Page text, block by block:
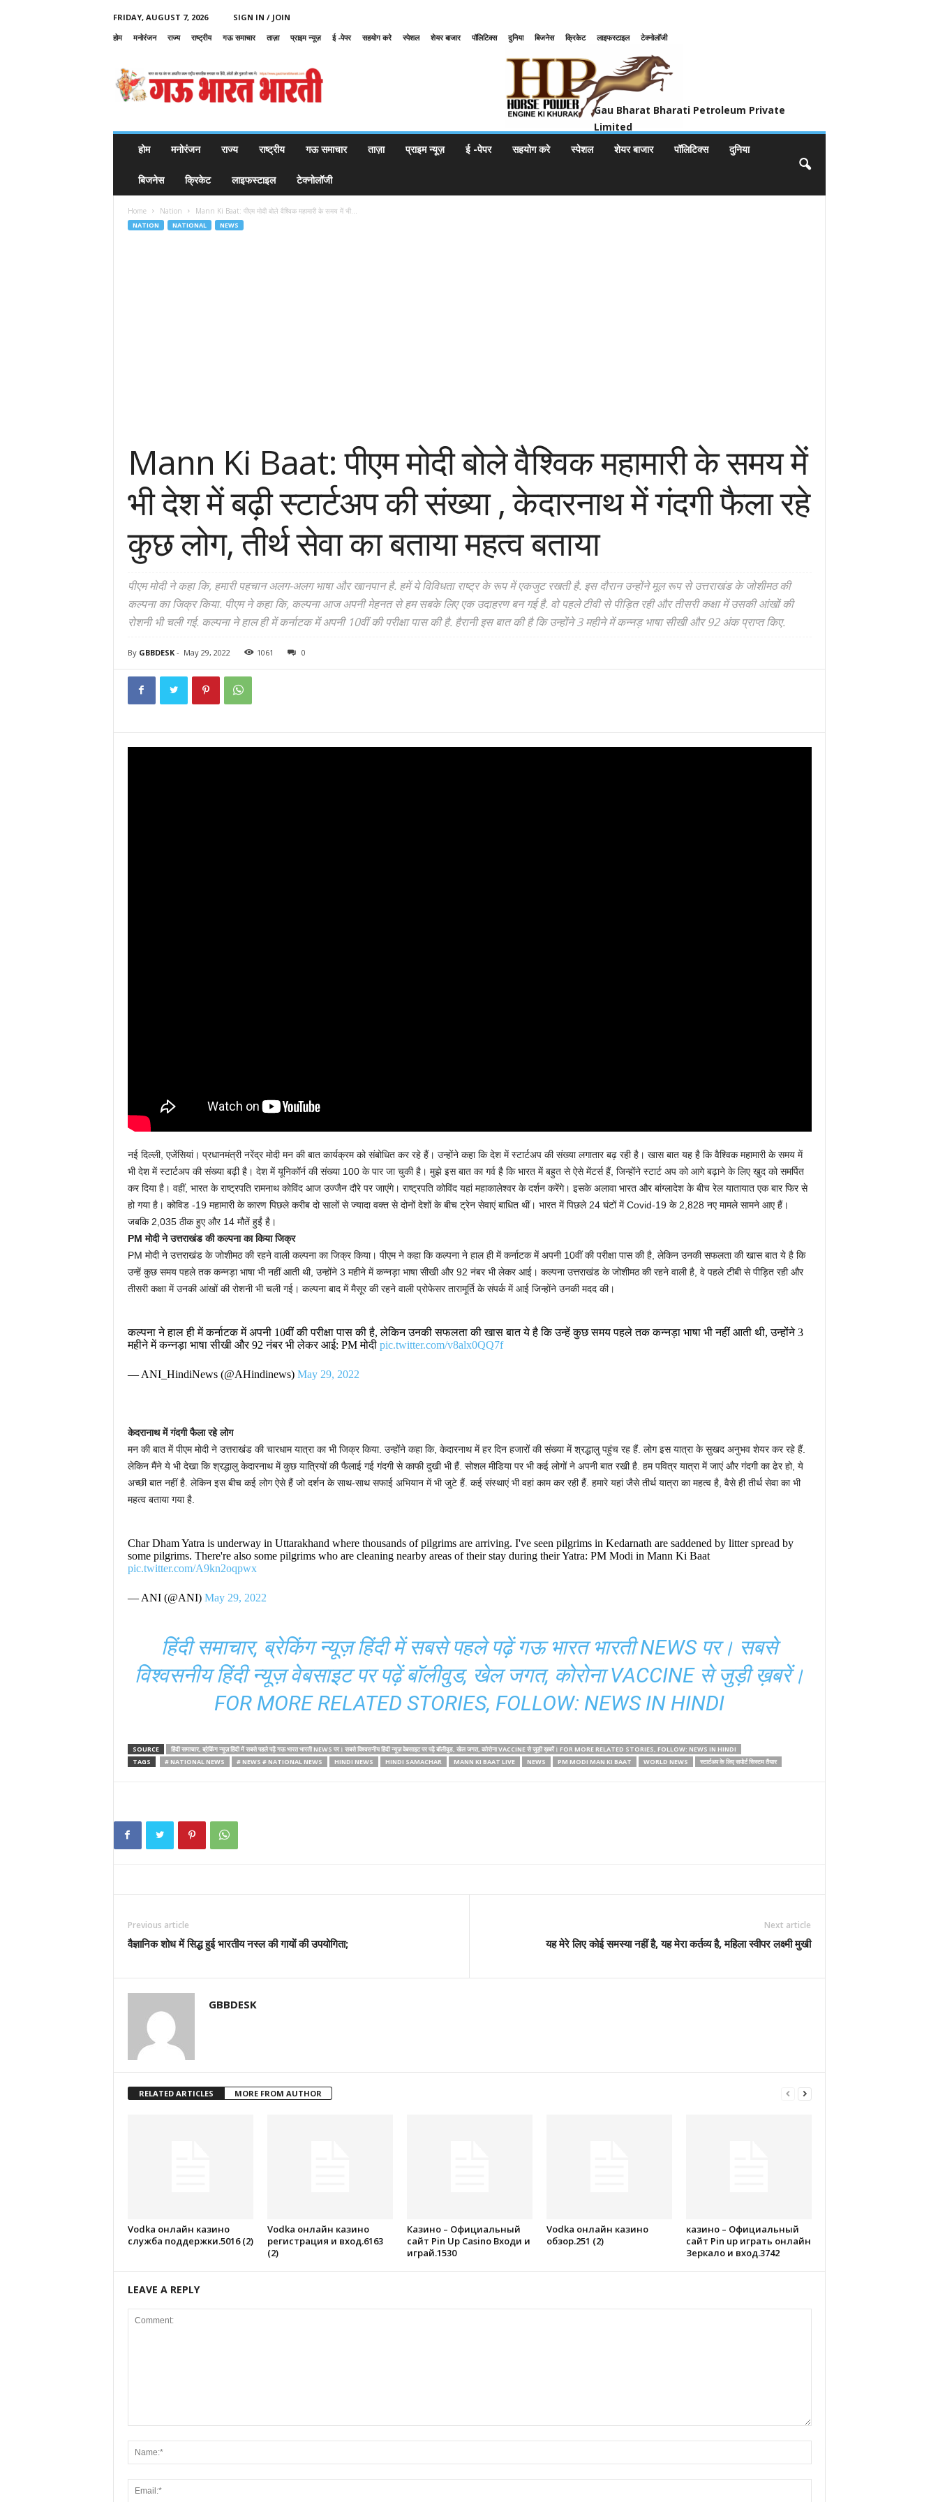
FRIDAY, AUGUST 7, 2026
SIGN IN / JOIN
होम
मनोरंजन राज्य राष्ट्रीय गऊ समाचार ताज़ा प्राइम न्यूज़ ई -पेपर सहयोग करे स्पेशल शेयर बाजार पॉलिटिक्स दुनिया बिजनेस क्रिकेट लाइफस्टाइल
टेक्नोलॉजी
u
Gau Bharat Bharati Petroleum Private
Limited
होम
मनोरंजन राज्य राष्ट्रीय गऊ समाचार ताज़ा प्राइम न्यूज़ ई -पेपर सहयोग करे स्पेशल शेयर बाजार पॉलिटिक्स दुनिया
बिजनेस क्रिकेट लाइफस्टाइल टेक्नोलॉजी
Home Nation Mann Ki Baat: पीएम मोदी बोले वैश्विक महामारी के समय में भी...
NATION NATIONAL NEWS
Mann Ki Baat: पीएम मोदी बोले वैश्विक महामारी के समय में
भी देश में बढ़ी स्टार्टअप की संख्या , केदारनाथ में गंदगी फैला रहे
कुछ लोग, तीर्थ सेवा का बताया महत्व बताया
पीएम मोदी ने कहा कि, हमारी पहचान अलग-अलग भाषा और खानपान है. हमें ये विविधता राष्ट्र के रूप में एकजुट रखती है. इस दौरान उन्होंने मूल रूप से उत्तराखंड के जोशीमठ की
कल्पना का जिक्र किया. पीएम ने कहा कि, कल्पना आज अपनी मेहनत से हम सबके लिए एक उदाहरण बन गई है. वो पहले टीवी से पीड़ित रही और तीसरी कक्षा में उसकी आंखों की
रोशनी भी चली गई. कल्पना ने हाल ही में कर्नाटक में अपनी 10वीं की परीक्षा पास की है. हैरानी इस बात की है कि उन्होंने 3 महीने में कन्नड़ भाषा सीखी और 92 अंक प्राप्त किए.
By GBBDESK- May 29, 2022 1061 0
नई दिल्ली, एजेंसियां। प्रधानमंत्री नरेंद्र मोदी मन की बात कार्यक्रम को संबोधित कर रहे हैं। उन्होंने कहा कि देश में स्टार्टअप की संख्या लगातार बढ़ रही है। खास बात यह है कि वैश्विक महामारी के समय में
भी देश में स्टार्टअप की संख्या बढ़ी है। देश में यूनिकॉर्न की संख्या 100 के पार जा चुकी है। मुझे इस बात का गर्व है कि भारत में बहुत से ऐसे मेंटर्स हैं, जिन्होंने स्टार्ट अप को आगे बढ़ाने के लिए खुद को समर्पित
कर दिया है। वहीं, भारत के राष्ट्रपति रामनाथ कोविंद आज उज्जैन दौरे पर जाएंगे। राष्ट्रपति कोविंद यहां महाकालेश्वर के दर्शन करेंगे। इसके अलावा भारत और बांग्लादेश के बीच रेल यातायात एक बार फिर से
हो गया है। कोविड -19 महामारी के कारण पिछले करीब दो सालों से ज्यादा वक्त से दोनों देशों के बीच ट्रेन सेवाएं बाधित थीं। भारत में पिछले 24 घंटों में Covid-19 के 2,828 नए मामले सामने आए हैं।
जबकि 2,035 ठीक हुए और 14 मौतें हुईं है।
PM मोदी ने उत्तराखंड की कल्पना का किया जिक्र
PM मोदी ने उत्तराखंड के जोशीमठ की रहने वाली कल्पना का जिक्र किया। पीएम ने कहा कि कल्पना ने हाल ही में कर्नाटक में अपनी 10वीं की परीक्षा पास की है, लेकिन उनकी सफलता की खास बात ये है कि
उन्हें कुछ समय पहले तक कन्नड़ा भाषा भी नहीं आती थी, उन्होंने 3 महीने में कन्नड़ा भाषा सीखी और 92 नंबर भी लेकर आई। कल्पना उत्तराखंड के जोशीमठ की रहने वाली है, वे पहले टीबी से पीड़ित रही और
तीसरी कक्षा में उनकी आंखों की रोशनी भी चली गई। कल्पना बाद में मैसूर की रहने वाली प्रोफेसर तारामूर्ति के संपर्क में आई जिन्होंने उनकी मदद की।
कल्पना ने हाल ही में कर्नाटक में अपनी 10वीं की परीक्षा पास की है, लेकिन उनकी सफलता की खास बात ये है कि उन्हें कुछ समय पहले तक कन्नड़ा भाषा भी नहीं आती थी, उन्होंने 3
महीने में कन्नड़ा भाषा सीखी और 92 नंबर भी लेकर आई: PM मोदी pic.twitter.com/v8alx0QQ7f
— ANI_HindiNews (@AHindinews) May 29, 2022
केदरानाथ में गंदगी फैला रहे लोग
मन की बात में पीएम मोदी ने उत्तराखंड की चारधाम यात्रा का भी जिक्र किया. उन्होंने कहा कि, केदारनाथ में हर दिन हजारों की संख्या में श्रद्धालु पहुंच रह हैं. लोग इस यात्रा के सुखद अनुभव शेयर कर रहे हैं.
लेकिन मैंने ये भी देखा कि श्रद्धालु केदारनाथ में कुछ यात्रियों की फैलाई गई गंदगी से काफी दुखी भी हैं. सोशल मीडिया पर भी कई लोगों ने अपनी बात रखी है. हम पवित्र यात्रा में जाएं और गंदगी का ढेर हो, ये
अच्छी बात नहीं है. लेकिन इस बीच कई लोग ऐसे हैं जो दर्शन के साथ-साथ सफाई अभियान में भी जुटे हैं. कई संस्थाएं भी वहां काम कर रही हैं. हमारे यहां जैसे तीर्थ यात्रा का महत्व है, वैसे ही तीर्थ सेवा का भी
महत्व बताया गया है.
Char Dham Yatra is underway in Uttarakhand where thousands of pilgrims are arriving. I've seen pilgrims in Kedarnath are saddened by litter spread by
some pilgrims. There're also some pilgrims who are cleaning nearby areas of their stay during their Yatra: PM Modi in Mann Ki Baat
pic.twitter.com/A9kn2oqpwx
— ANI (@ANI) May 29, 2022
हिंदी समाचार, ब्रेकिंग न्यूज़ हिंदी में सबसे पहले पढ़ें गऊ भारत भारती NEWS पर। सबसे
विश्वसनीय हिंदी न्यूज़ वेबसाइट पर पढ़ें बॉलीवुड, खेल जगत, कोरोना VACCINE से जुड़ी ख़बरें।
FOR MORE RELATED STORIES, FOLLOW: NEWS IN HINDI
SOURCE
हिंदी समाचार, ब्रेकिंग न्यूज़ हिंदी में सबसे पहले पढ़ें गऊ भारत भारती NEWS पर। सबसे विश्वसनीय हिंदी न्यूज़ वेबसाइट पर पढ़ें बॉलीवुड, खेल जगत, कोरोना VACCINE से जुड़ी ख़बरें। FOR MORE RELATED STORIES, FOLLOW: NEWS IN HINDI
TAGS
# NATIONAL NEWS # NEWS # NATIONAL NEWS HINDI NEWS HINDI SAMACHAR MANN KI BAAT LIVE NEWS PM MODI MAN KI BAAT WORLD NEWS स्टार्टअप के लिए सपोर्ट सिस्टम तैयार
Previous article
वैज्ञानिक शोध में सिद्ध हुई भारतीय नस्ल की गायों की उपयोगिता;
Next article
यह मेरे लिए कोई समस्या नहीं है, यह मेरा कर्तव्य है, महिला स्वीपर लक्ष्मी मुखी
GBBDESK
RELATED ARTICLES MORE FROM AUTHOR
Vodka онлайн казино
служба поддержки.5016 (2)
Vodka онлайн казино
регистрация и вход.6163
(2)
Казино – Официальный
сайт Pin Up Casino Входи и
играй.1530
Vodka онлайн казино
обзор.251 (2)
казино – Официальный
сайт Pin up играть онлайн
Зеркало и вход.3742
LEAVE A REPLY